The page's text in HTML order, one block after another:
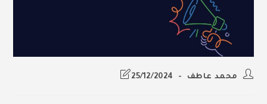
Post محمد عاطف
Post
25/12/2024